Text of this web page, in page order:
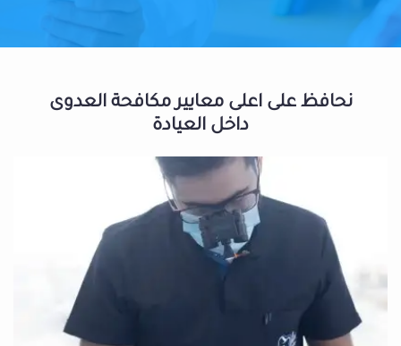
نحافظ على اعلى معايير مكافحة العدوى
داخل العيادة